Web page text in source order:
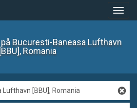
på Bucuresti-Baneasa Lufthavn
[BBU], Romania